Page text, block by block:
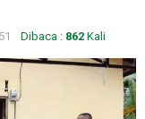
Dibaca : 862 Kali